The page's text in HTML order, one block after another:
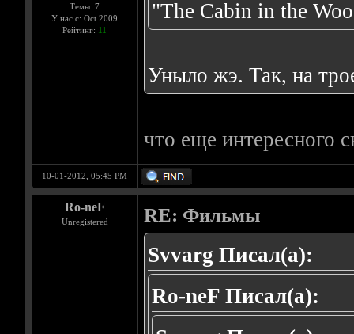
Темы: 7
У нас с: Oct 2009
Рейтинг: 11
"The Cabin in the
Уныло жэ. Так, на
что еще интересного
10-01-2012, 05:45 PM
Ro-neF
Unregistered RE: Фильмы
Svvarg Писал(а):
Ro-neF Писал(а):